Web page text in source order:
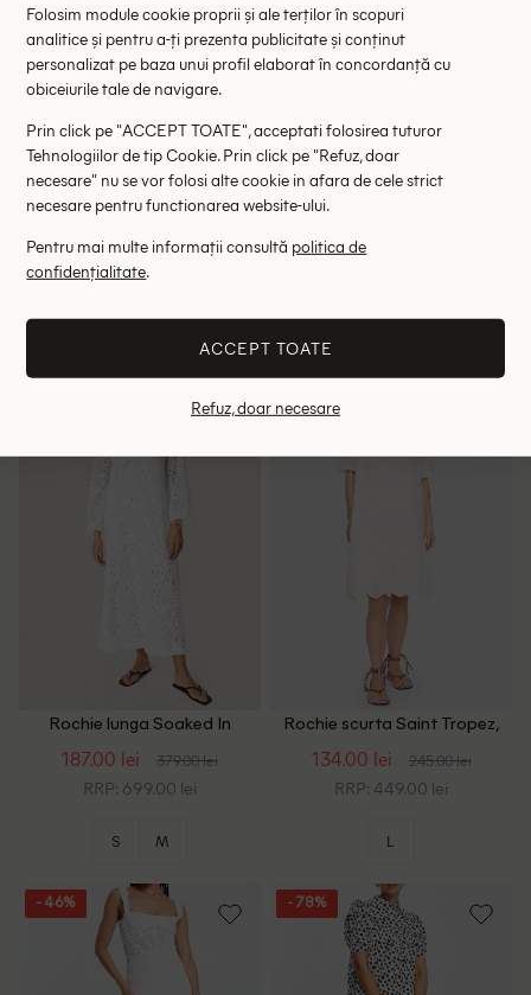
Rochie medie Part Two, alb
134.00 lei
Rochie scurta Cream, alb
Rochie lunga Soaked In
187.00 lei 379.00 lei
RRP: 699.00 lei
S M
- 45%
Rochie scurta Saint Tropez,
134.00 lei 245.00 lei
RRP: 449.00 lei
L
- 46% - 78%
Folosim module cookie proprii și ale terților în scopuri
analitice și pentru a-ți prezenta publicitate și conținut
personalizat pe baza unui profil elaborat în concordanță cu
obiceiurile tale de navigare.
Prin click pe "ACCEPT TOATE", acceptati folosirea tuturor
Tehnologiilor de tip Cookie. Prin click pe "Refuz, doar
necesare" nu se vor folosi alte cookie in afara de cele strict
necesare pentru functionarea website-ului.
Pentru mai multe informații consultă politica de
confidențialitate.
ACCEPT TOATE
Refuz, doar necesare